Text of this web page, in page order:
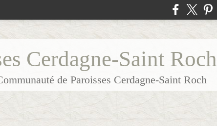
Cerdagne-Saint Roch
de Paroisses Cerdagne-Saint Roch